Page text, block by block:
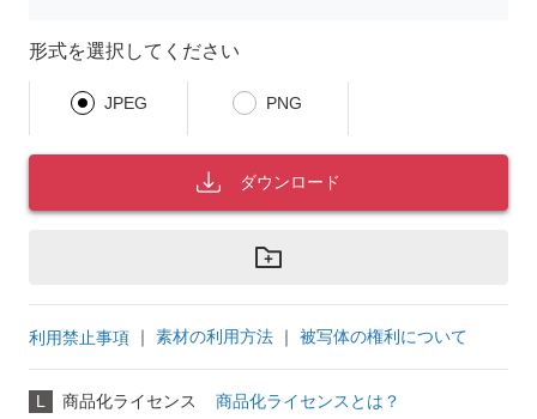
形式を選択してください
JPEG PNG
ダウンロード
利用禁止事項 ｜ 素材の利用方法 ｜ 被写体の権利について
L 商品化ライセンス 商品化ライセンスとは？